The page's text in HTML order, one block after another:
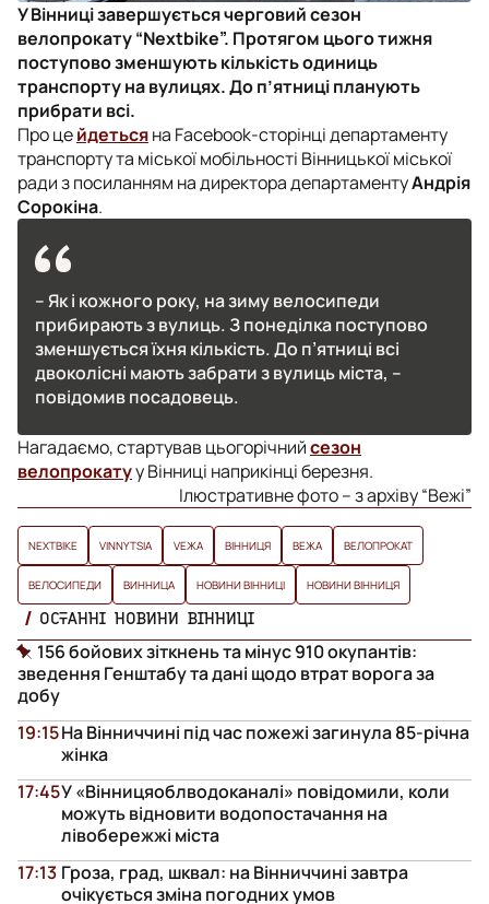
У Вінниці завершується черговий сезон
велопрокату “Nextbike”. Протягом цього тижня
поступово зменшують кількість одиниць
транспорту на вулицях. До п’ятниці планують
прибрати всі.
Про цейдетьсяна Facebook-сторінці департаменту
транспорту та міської мобільності Вінницької міської
ради з посиланням на директора департаментуАндрія
Сорокіна.
– Як і кожного року, на зиму велосипеди
прибирають з вулиць. З понеділка поступово
зменшується їхня кількість. До п’ятниці всі
двоколісні мають забрати з вулиць міста, –
повідомив посадовець.
Нагадаємо, стартував цьогорічнийсезон
велопрокатуу Вінниці наприкінці березня.
Ілюстративне фото – з архіву “Вежі”
NEXTBIKE VINNYTSIA VЕЖА ВІННИЦЯ ВЕЖА ВЕЛОПРОКАТ
ВЕЛОСИПЕДИ ВИННИЦА НОВИНИ ВІННИЦІ НОВИНИ ВІННИЦЯ
ОСТАННІ НОВИНИ ВІННИЦІ
156 бойових зіткнень та мінус 910 окупантів:
зведення Генштабу та дані щодо втрат ворога за
добу
На Вінниччині під час пожежі загинула 85-річна
жінка
19:15
У «Вінницяоблводоканалі» повідомили, коли
можуть відновити водопостачання на
лівобережжі міста
17:45
Гроза, град, шквал: на Вінниччині завтра
очікується зміна погодних умов
17:13